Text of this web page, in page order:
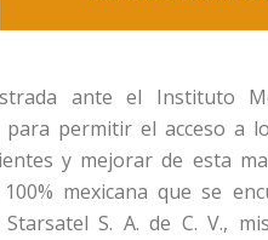
ante el Instituto
permitir el acceso a
y mejorar de esta
mexicana que se
S. A. de C. V.,